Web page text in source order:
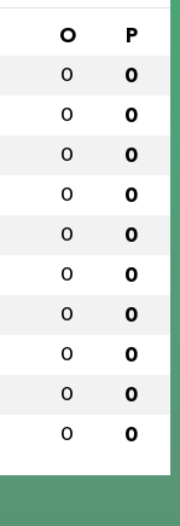
O P
0 0
0 0
0 0
0 0
0 0
0 0
0 0
0 0
0 0
0 0